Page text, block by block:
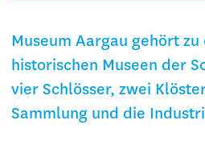
Museum Aargau gehört zu
historischen Museen der
vier Schlösser, zwei
Sammlung und die